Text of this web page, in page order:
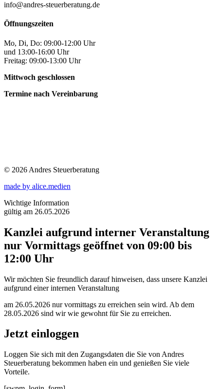
info@andres-steuerberatung.de
Öffnungszeiten
Mo, Di, Do: 09:00-12:00 Uhr
und 13:00-16:00 Uhr
Freitag: 09:00-13:00 Uhr
Mittwoch geschlossen
Termine nach Vereinbarung
© 2026 Andres Steuerberatung
made by alice.medien
Wichtige Information
gültig am 26.05.2026
Kanzlei aufgrund interner Veranstaltung
nur Vormittags geöffnet von 09:00 bis
12:00 Uhr
Wir möchten Sie freundlich darauf hinweisen, dass unsere Kanzlei
aufgrund einer internen Veranstaltung
am 26.05.2026 nur vormittags zu erreichen sein wird. Ab dem
28.05.2026 sind wir wie gewohnt für Sie zu erreichen.
Jetzt einloggen
Loggen Sie sich mit den Zugangsdaten die Sie von Andres
Steuerberatung bekommen haben ein und genießen Sie viele
Vorteile.